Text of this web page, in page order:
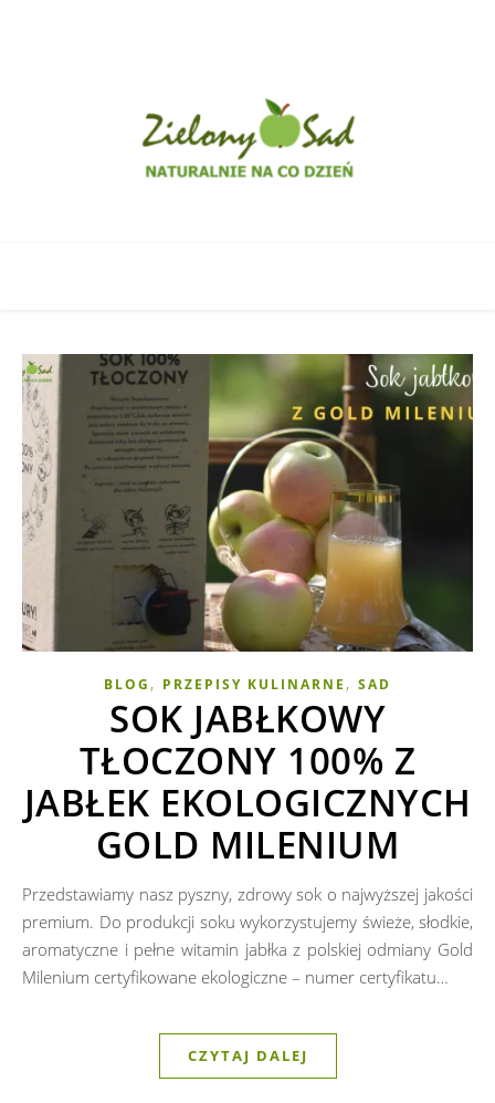
BLOG , PRZEPISY KULINARNE , SAD
SOK JABŁKOWY
TŁOCZONY 100% Z
JABŁEK EKOLOGICZNYCH
GOLD MILENIUM
Przedstawiamy nasz pyszny, zdrowy sok o najwyższej jakości
premium. Do produkcji soku wykorzystujemy świeże, słodkie,
aromatyczne i pełne witamin jabłka z polskiej odmiany Gold
Milenium certyfikowane ekologiczne – numer certyfikatu…
CZYTAJ DALEJ